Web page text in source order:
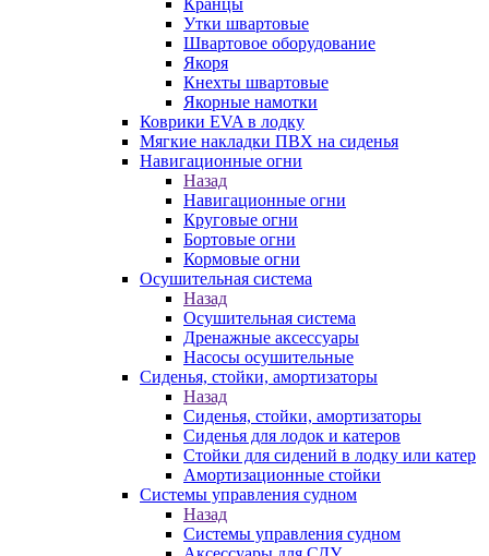
Кранцы
Утки швартовые
Швартовое оборудование
Якоря
Кнехты швартовые
Якорные намотки
Коврики EVA в лодку
Мягкие накладки ПВХ на сиденья
Навигационные огни
Назад
Навигационные огни
Круговые огни
Бортовые огни
Кормовые огни
Осушительная система
Назад
Осушительная система
Дренажные аксессуары
Насосы осушительные
Сиденья, стойки, амортизаторы
Назад
Сиденья, стойки, амортизаторы
Сиденья для лодок и катеров
Стойки для сидений в лодку или катер
Амортизационные стойки
Системы управления судном
Назад
Системы управления судном